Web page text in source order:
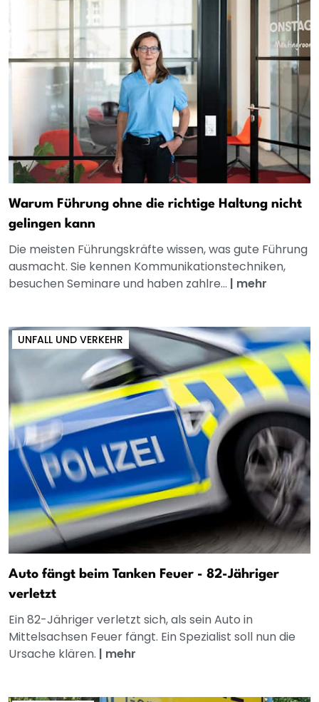
Warum Führung ohne die richtige Haltung nicht
gelingen kann
Die meisten Führungskräfte wissen, was gute Führung
ausmacht. Sie kennen Kommunikationstechniken,
besuchen Seminare und haben zahlre... | mehr
UNFALL UND VERKEHR
Auto fängt beim Tanken Feuer - 82-Jähriger
verletzt
Ein 82-Jähriger verletzt sich, als sein Auto in
Mittelsachsen Feuer fängt. Ein Spezialist soll nun die
Ursache klären. | mehr